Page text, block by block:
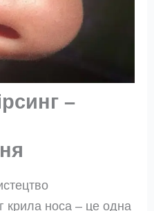
–
крила носа – це одна